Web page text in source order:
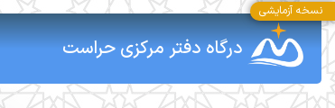
درگاه دفتر مرکزی حراست
نسخه آزمایشی